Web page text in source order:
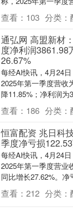
比增加19.74%；归属
查看： 103 分类：
通弘网 高盟新材
度净利润3861.98
26.67%
每经AI快讯，4月24
2025年第一季度营收
降11.85%；净利润为
下降26.67%。....
查看： 186 分类：
恒富配资 兆日科
季度净亏损
每经AI快讯，4月24
2025年第一季度营业
同比增长27.62%。净
年同期净亏损481.09万
查看： 212 分类：